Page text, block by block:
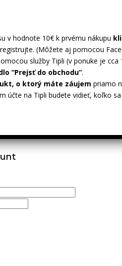
v hodnote 10€ k prvému nákupu
(Môžete aj pomocou
služby Tipli (v ponuke je cca
“Prejsť do obchodu”.
o ktorý máte záujem priamo
účte na Tipli budete vidieť, koľko